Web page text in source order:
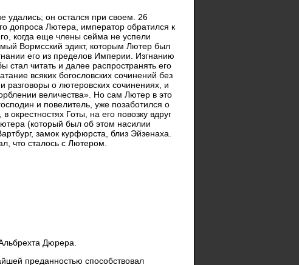
удались; он остался при своем. 26
допроса Лютера, император обратился к
когда еще члены сейма не успели
Вормсский эдикт, которым Лютер был
его из пределов Империи. Изгнанию
стал читать и далее распространять его
всяких богословских сочинений без
о лютеровских сочинениях, и
величества». Но сам Лютер в это
и повелитель, уже позаботился о
окрестностях Готы, на его повозку вдруг
(который был об этом насилии
замок курфюрста, близ Эйзенаха.
что сталось с Лютером.
Дюрера.
преданностью способствовал